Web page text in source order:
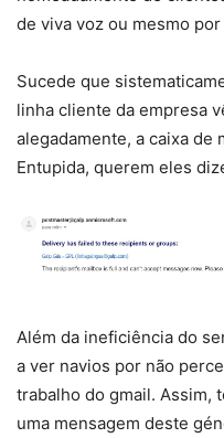
de viva voz ou mesmo por
Sucede que
linha cliente da empresa
alegadamente, a caixa de
Entupida, querem eles
Além da ineficiência do
a ver navios por não
trabalho do gmail. Assim,
uma mensagem deste